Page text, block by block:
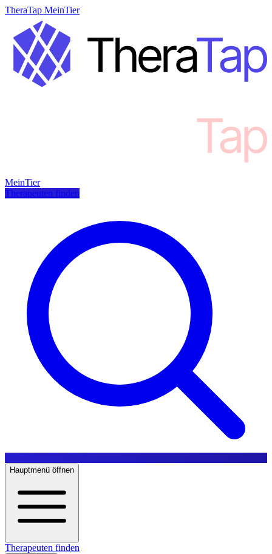
TheraTap MeinTier
MeinTier
Therapeuten finden
Hauptmenü öffnen
Therapeuten finden